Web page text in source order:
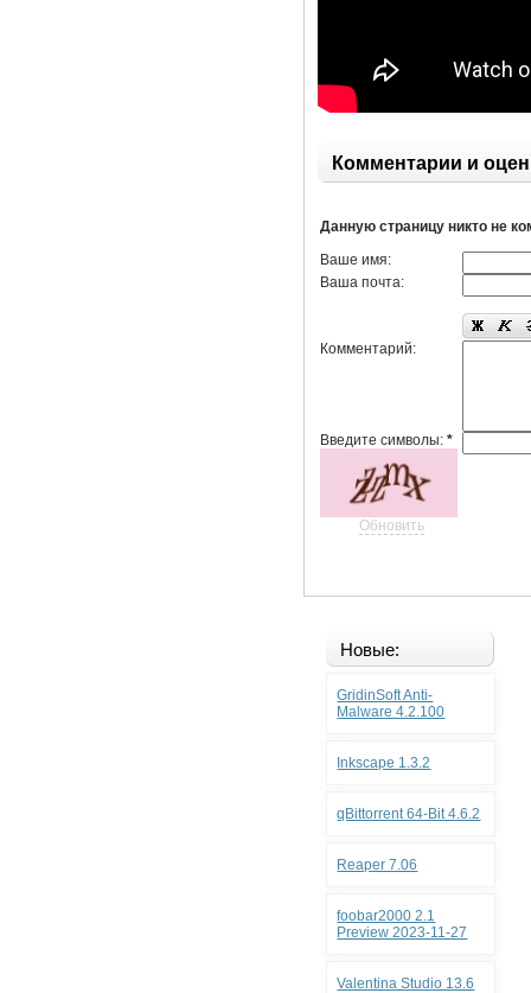
Комментарии и
Данную страницу никто не
Ваше имя:
Ваша почта:
Комментарий:
Введите символы:*
Обновить
Новые:
GridinSoft Anti-
Malware 4.2.100
Inkscape 1.3.2
qBittorrent 64-Bit 4.6.2
Reaper 7.06
foobar2000 2.1
Preview 2023-11-27
Valentina Studio 13.6